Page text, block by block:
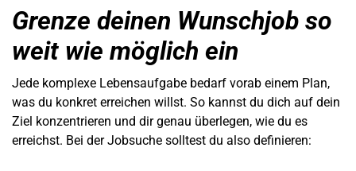
Grenze deinen Wunschjob so
weit wie möglich ein
Jede komplexe Lebensaufgabe bedarf vorab einem Plan,
was du konkret erreichen willst. So kannst du dich auf dein
Ziel konzentrieren und dir genau überlegen, wie du es
erreichst. Bei der Jobsuche solltest du also definieren: